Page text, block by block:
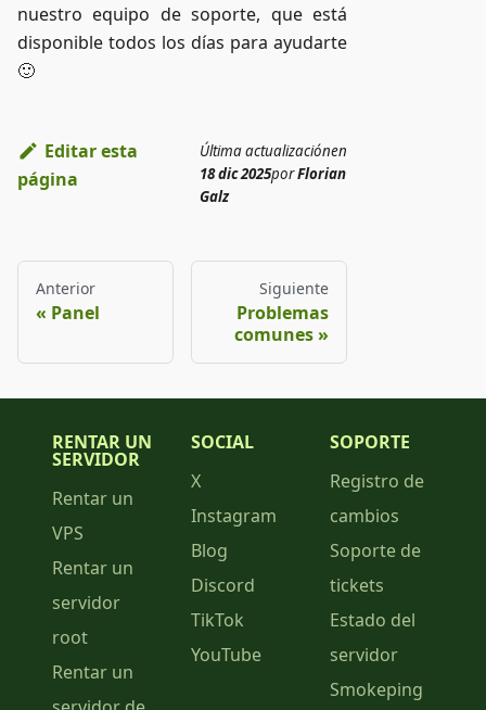
nuestro equipo de soporte, que está
disponible todos los días para ayudarte
🙂
Editar esta
página
Última actualizaciónen
18 dic 2025porFlorian
Galz
Anterior
Panel
Siguiente
Problemas
comunes
RENTAR UN
SERVIDOR
Rentar un
VPS
Rentar un
servidor
root
Rentar un
SOCIAL
X
Instagram
Blog
Discord
TikTok
YouTube
SOPORTE
Registro de
cambios
Soporte de
tickets
Estado del
servidor
Smokeping